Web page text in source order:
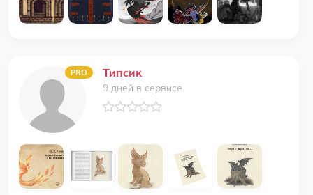
PRO Типсик
9 дней в сервисе